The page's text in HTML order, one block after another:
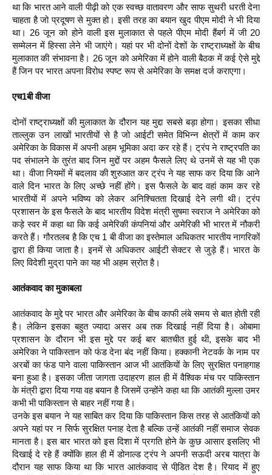
था कि भारत आने वाली पीढ़ी को एक स्‍वच्‍छ वातावरण और साफ सुथरी धरती देना
चाहता है जो प्रदूषण से मुक्‍त हो। इसी तरह का बयान खुद पीएम मोदी ने भी दिया
था। 26 जून को होने वाली इस मुलाकात से पहले पीएम मोदी हैंबर्ग में जी 20
सम्‍मेलन में हिस्‍सा लेने भी जाएंगे। यहां पर भी दोनों देशों के राष्‍ट्राध्‍यक्षों के बीच
मुलाकात की संभावना है। 26 जून को अमेरिका में होने वाली बैठक में कई ऐसे मुद्दे
हैं जिन पर भारत अपना विरोध स्‍पष्‍ट रूप से अमेरिका के समक्ष दर्ज कराएगा।
एच1बी वीजा
दोनों राष्‍ट्राध्‍यक्षों की मुलाकात के दौरान यह मुद्दा सबसे बड़ा होगा। इसका सीधा
ताल्‍लुक उन लाखों भारतीयों से है जो आईटी समेत विभिन्‍न क्षेत्रों में काम कर
अमेरिका के विकास में अपनी अहम भूमिका अदा कर रहे हैं। ट्रंप ने राष्‍ट्रपति का
पद संभालने के तुरंत बाद जिन मुद्दों पर अहम फैसले लिए थे उनमें से यह भी एक
था। वीजा नियमों में बदलाव की शुरुआत कर ट्रंप ने यह साफ कर दिया कि आने
वाले दिन भारत के लिए अच्‍छे नहीं होंगे। इस फैसले के बाद वहां काम कर रहे
भारतीयों में अपने भविष्‍य को लेकर अनिश्चितता दिखाई देने लगी थी। ट्रंप
प्रशासन के इस फैसले के बाद भारतीय विदेश मंत्री सुषमा स्‍वराज ने अमेरिका को
कड़े स्‍वर में कहा था कि कई अमेरिकी कंपनियां और अमेरिकी भी भारत में नौकरी
करते हैं। गौरतलब है कि एच 1 बी वीजा का इस्‍तेमाल अधिकतर भारतीय नागरिकों
द्वारा ही किया जाता है। इनमें से अधिकतर आईटी सेक्‍टर से जुड़े हैं। भारत के
लिए विदेशी मुद्रा पाने का यह भी अहम स्रोत है।
आतंकवाद का मुकाबला
आतंकवाद के मुद्दे पर भारत और अमेरिका के बीच काफी लंबे समय से बात होती रही
है। लेकिन इसका बहुत ज्‍यादा असर अब तक दिखाई नहीं दिया है। ओबामा
प्रशासन के दौरान भी इस मुद्दे पर कई बार बातचीत हुई थी, इसके बाद भी
अमेरिका ने पाकिस्‍तान को फंड देना बंद नहीं किया। हक्‍कानी नेटवर्क के नाम पर
अरबों का फंड पाने वाला पाकिस्‍तान आज भी आतंकियों के लिए सुरक्षित पनाहगाह
बना हुआ है। इसका जीता जागता उदाहरण हाल ही में वैश्विक मंच पर पाकिस्‍तान
के मंत्री द्वारा दिया गया वह बयान है जिसमें उन्‍होंने कहा था कि आतंकी मुल्‍ला उमर
कभी भी पाकिस्‍तान से बाहर नहीं गया है।
उनके इस बयान ने यह साबित कर दिया कि पाकिस्‍तान किस तरह से आतंकियों को
अपने यहां पर न सिर्फ सुरक्षित पनाह देता है बल्कि उन्‍हें आतंकी नहीं समाज सेवक
मानता है। इस बार भारत को इस दिशा में प्रगति होने के कुछ आसार इसलिए भी
दिखाई दे रहे हैं क्‍योंकि हाल ही में डोनाल्‍ड ट्रंप ने अपनी सऊदी अरब यात्रा के
दौरान यह साफ किया था कि भारत आतंकवाद से पीडि़त देश है। रियाद में हुए